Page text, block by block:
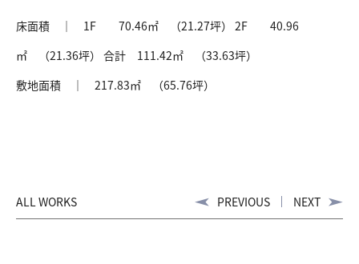
床面積 ｜ 1F 70.46㎡ （21.27坪） 2F 40.96
㎡ （21.36坪） 合計 111.42㎡ （33.63坪）
敷地面積 ｜ 217.83㎡ （65.76坪）
ALL WORKS PREVIOUS NEXT